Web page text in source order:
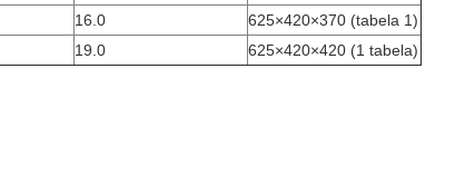
16.0
625×420×370 (tabela 1)
19.0 625×420×420 (1 tabela)